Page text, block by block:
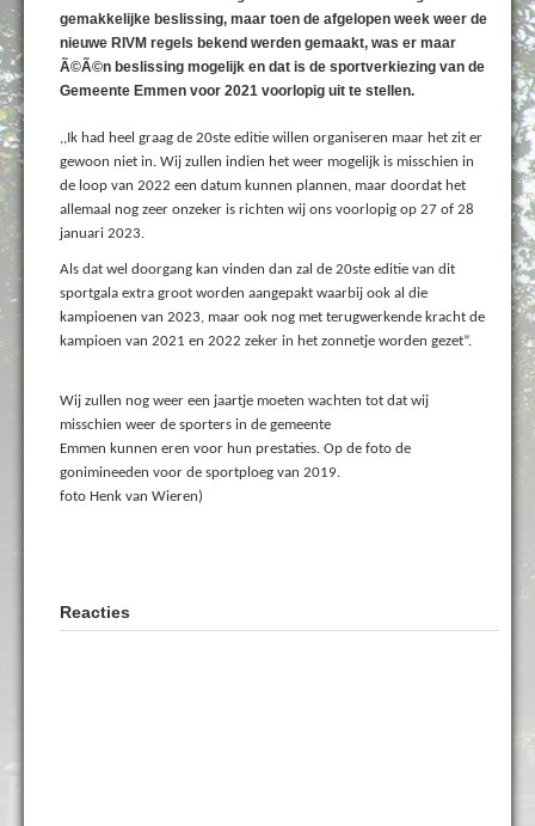
gemakkelijke beslissing, maar toen de afgelopen week weer de
nieuwe RIVM regels bekend werden gemaakt, was er maar
Ã©Ã©n beslissing mogelijk en dat is de sportverkiezing van de
Gemeente Emmen voor 2021 voorlopig uit te stellen.
,,Ik had heel graag de 20ste editie willen organiseren maar het zit er
gewoon niet in. Wij zullen indien het weer mogelijk is misschien in
de loop van 2022 een datum kunnen plannen, maar doordat het
allemaal nog zeer onzeker is richten wij ons voorlopig op 27 of 28
januari 2023.
Als dat wel doorgang kan vinden dan zal de 20ste editie van dit
sportgala extra groot worden aangepakt waarbij ook al die
kampioenen van 2023, maar ook nog met terugwerkende kracht de
kampioen van 2021 en 2022 zeker in het zonnetje worden gezet”.
Wij zullen nog weer een jaartje moeten wachten tot dat wij
misschien weer de sporters in de gemeente
Emmen kunnen eren voor hun prestaties. Op de foto de
gonimineeden voor de sportploeg van 2019.
foto Henk van Wieren)
Reacties